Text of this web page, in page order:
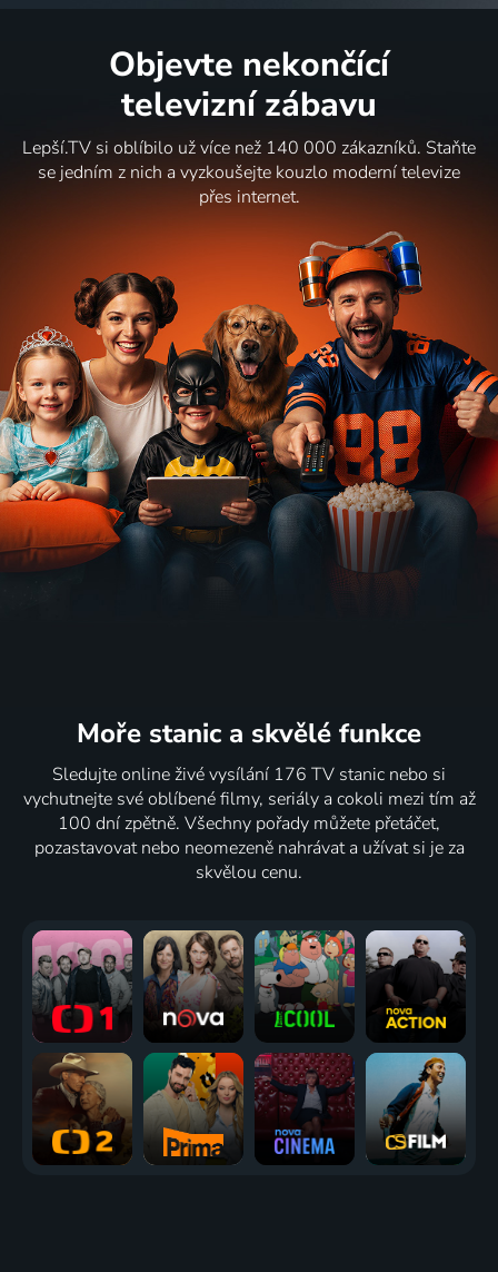
Objevte nekončící
televizní zábavu
Lepší.TV si oblíbilo už více než 140 000 zákazníků. Staňte
se jedním z nich a vyzkoušejte kouzlo moderní televize
přes internet.
Moře stanic a skvělé funkce
Sledujte online živé vysílání 176 TV stanic nebo si
vychutnejte své oblíbené filmy, seriály a cokoli mezi tím až
100 dní zpětně. Všechny pořady můžete přetáčet,
pozastavovat nebo neomezeně nahrávat a užívat si je za
skvělou cenu.